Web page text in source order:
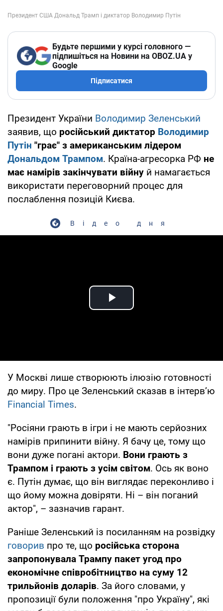
Будьте першими у курсі головного —
підпишіться на Новини на OBOZ.UA у
Google
Підписатися
Президент України Володимир Зеленський
заявив, що російський диктатор Володимир
Путін "грає" з американським лідером
Дональдом Трампом. Країна-агресорка РФ не
має намірів закінчувати війну й намагається
використати переговорний процес для
послаблення позицій Києва.
Відео дня
Play Video
У Москві лише створюють ілюзію готовності
до миру. Про це Зеленський сказав в інтервʼю
Financial Times.
"Росіяни грають в ігри і не мають серйозних
намірів припинити війну. Я бачу це, тому що
вони дуже погані актори. Вони грають з
Трампом і грають з усім світом. Ось як воно
є. Путін думає, що він виглядає переконливо і
що йому можна довіряти. Ні – він поганий
актор", – зазначив гарант.
Раніше Зеленський із посиланням на розвідку
говорив про те, що російська сторона
запропонувала Трампу пакет угод про
економічне співробітництво на суму 12
трильйонів доларів. За його словами, у
пропозиції були положення "про Україну", які